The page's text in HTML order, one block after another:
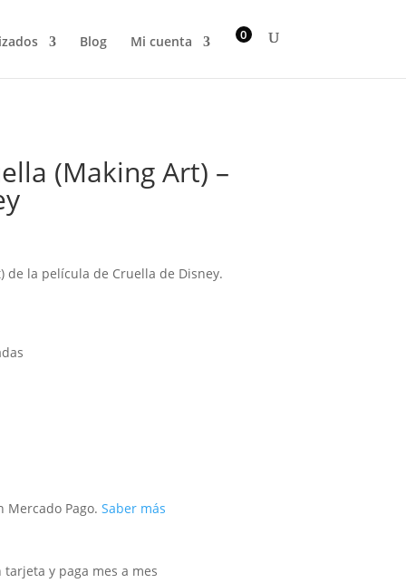
Blog Mi cuenta 0
(Making Art) –
de la película de Cruella de Disney.
Mercado Pago. Saber más
tarjeta y paga mes a mes